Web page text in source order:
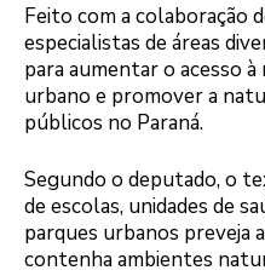
Feito com a colaboração
especialistas de áreas
para aumentar o acesso
urbano e promover a
públicos no Paraná.
Segundo o deputado, o
de escolas, unidades de
parques urbanos preveja
contenha ambientes